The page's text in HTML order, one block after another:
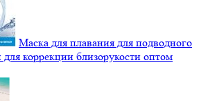
Маска для плавания для подводного
коррекции близорукости оптом